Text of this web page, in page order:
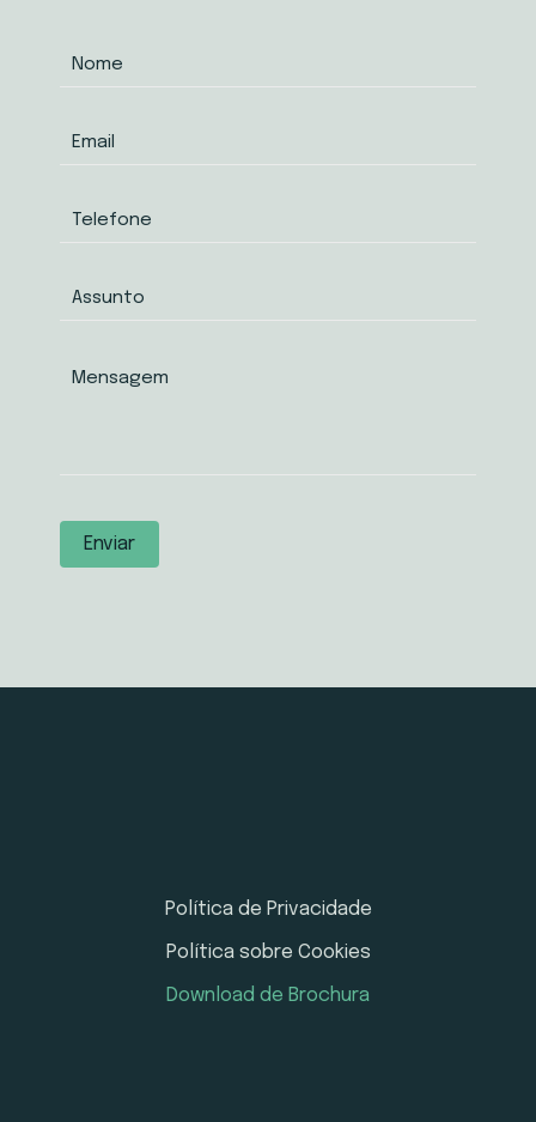
Política de Privacidade
Política sobre Cookies
Download de Brochura